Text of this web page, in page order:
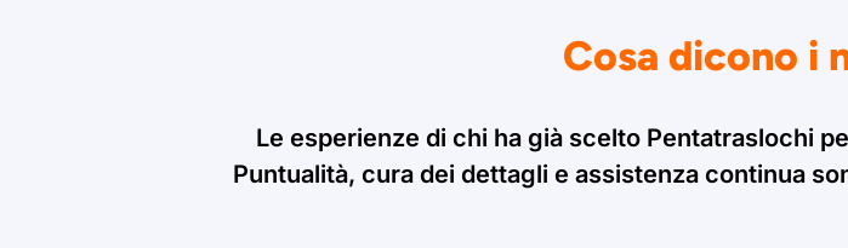
Cosa dicono i
Le esperienze di chi ha già scelto Pentatraslochi
Puntualità, cura dei dettagli e assistenza continua